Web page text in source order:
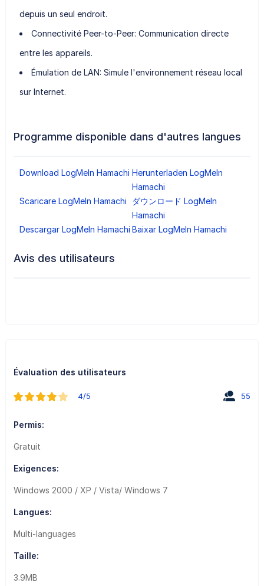
depuis un seul endroit.
Connectivité Peer-to-Peer: Communication directe
entre les appareils.
Émulation de LAN: Simule l'environnement réseau local
sur Internet.
Programme disponible dans d'autres langues
Download LogMeIn Hamachi Herunterladen LogMeIn
Hamachi
Scaricare LogMeIn Hamachi
ダウンロード LogMeIn
Hamachi
Descargar LogMeIn Hamachi Baixar LogMeIn Hamachi
Avis des utilisateurs
Évaluation des utilisateurs
4/5 55
Permis:
Gratuit
Exigences:
Windows 2000 / XP / Vista/ Windows 7
Langues:
Multi-languages
Taille:
3.9MB